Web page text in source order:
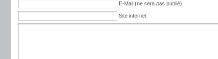
E-Mail (ne sera pas publié)
Site internet